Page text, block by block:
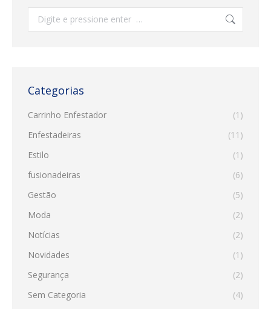
Search:
Categorias
Carrinho Enfestador
(1)
Enfestadeiras
(11)
Estilo
(1)
fusionadeiras
(6)
Gestão
(5)
Moda
(2)
Notícias
(2)
Novidades
(1)
Segurança
(2)
Sem Categoria
(4)